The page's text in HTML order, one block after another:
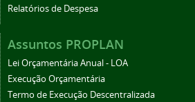
Relatórios de Despesa
Assuntos PROPLAN
Lei Orçamentária Anual - LOA
Execução Orçamentária
Termo de Execução Descentralizada